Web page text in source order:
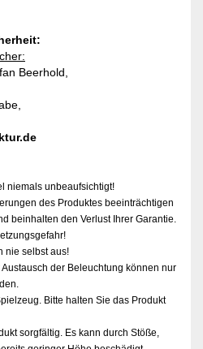
Beerhold,
niemals unbeaufsichtigt!
des Produktes beeinträchtigen
beinhalten den Verlust Ihrer Garantie.
nie selbst aus!
der Beleuchtung können nur
Bitte halten Sie das Produkt
sorgfältig. Es kann durch Stöße,